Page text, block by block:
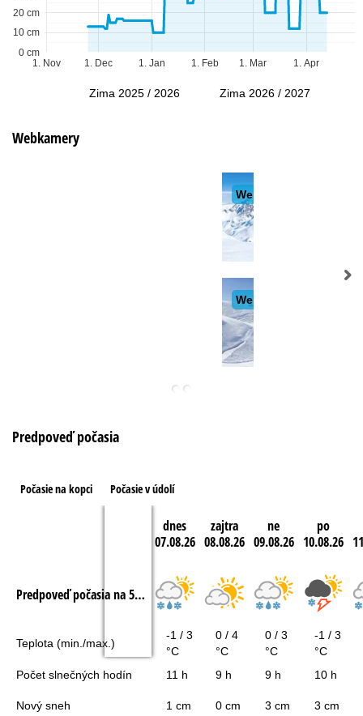
1. Nov 1. Dec 1. Jan 1. Feb 1. Mar 1. Apr
0 cm
10 cm
20 cm
Zima 2025 / 2026 Zima 2026 / 2027
Webkamery
Predpoveď počasia
Počasie na kopci Počasie v údolí
dnes
07.08.26
zajtra
08.08.26
ne
09.08.26
po
10.08.26
Predpoveď počasia na 5 dní
Teplota (min./max.)
-1 / 3
°C
0 / 4
°C
0 / 3
°C
-1 / 3
°C
Počet slnečných hodín
11 h 9 h 9 h 10 h
Nový sneh 1 cm 0 cm 3 cm 3 cm